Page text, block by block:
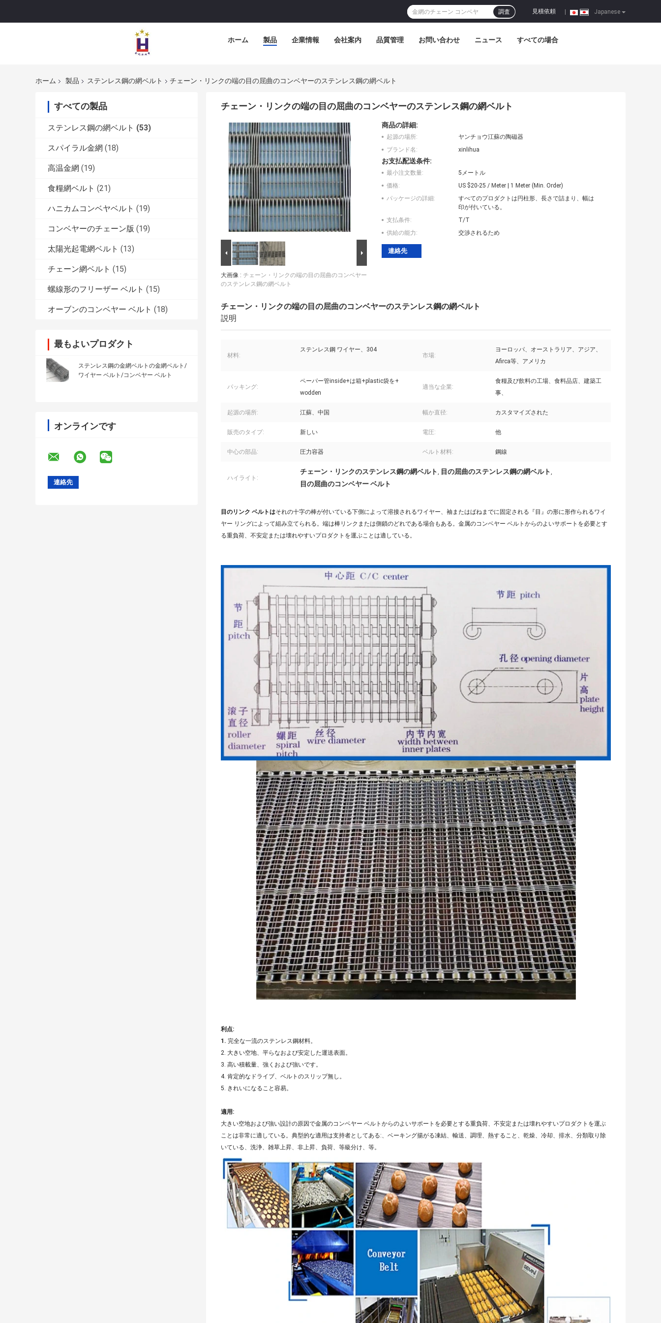
Japanese
見積依頼
調査
ホーム 製品 企業情報 会社案内 品質管理 お問い合わせ ニュース すべての場合
ホーム 製品 ステンレス鋼の網ベルト チェーン・リンクの端の目の屈曲のコンベヤーのステンレス鋼の網ベルト
すべての製品
ステンレス鋼の網ベルト (53)
スパイラル金網 (18)
高温金網 (19)
食糧網ベルト (21)
ハニカムコンベヤベルト (19)
コンベヤーのチェーン版 (19)
太陽光起電網ベルト (13)
チェーン網ベルト (15)
螺線形のフリーザー ベルト (15)
オーブンのコンベヤー ベルト (18)
最もよいプロダクト
ステンレス鋼の金網ベルトの金網ベルト/
ワイヤー ベルト/コンベヤー ベルト
オンラインです
チェーン・リンクの端の目の屈曲のコンベヤーのステンレス鋼の網ベルト
大画像 : チェーン・リンクの端の目の屈曲のコンベヤー
のステンレス鋼の網ベルト
商品の詳細:
起源の場所:
ヤンチョウ江蘇の陶磁器
ブランド名:
xinlihua
お支払配送条件:
最小注文数量:
5メートル
価格:
US $20-25 / Meter | 1 Meter (Min. Order)
パッケージの詳細:
すべてのプロダクトは円柱形、長さで詰まり、幅は
印が付いている。
支払条件:
T/T
供給の能力:
交渉されるため
連絡先
チェーン・リンクの端の目の屈曲のコンベヤーのステンレス鋼の網ベルト
説明
材料:
ステンレス鋼 ワイヤー、304
市場:
ヨーロッパ、オーストラリア、アジア、
Afirca等、アメリカ
パッキング:
ペーパー管inside+は箱+plastic袋を+
wodden
適当な企業:
食糧及び飲料の工場、食料品店、建築工
事、
起源の場所: 江蘇、中国 幅か直径: カスタマイズされた
販売のタイプ: 新しい 電圧: 他
中心の部品: 圧力容器 ベルト材料: 鋼線
ハイライト:
チェーン・リンクのステンレス鋼の網ベルト, 目の屈曲のステンレス鋼の網ベルト,
目の屈曲のコンベヤー ベルト
目のリンク ベルトはそれの十字の棒が付いている下側によって溶接されるワイヤー、袖またはばねまでに固定される『目』の形に形作られるワイ
ヤー リングによって組み立てられる。端は棒リンクまたは側鎖のどれである場合もある。金属のコンベヤー ベルトからのよいサポートを必要とす
る重負荷、不安定または壊れやすいプロダクトを運ぶことは適している。
利点:
1. 完全な一流のステンレス鋼材料。
2. 大きい空地、平らなおよび安定した運送表面。
3. 高い積載量、強くおよび強いです。
4. 肯定的なドライブ、ベルトのスリップ無し。
5. きれいになること容易。
適用:
大きい空地および強い設計の原因で金属のコンベヤー ベルトからのよいサポートを必要とする重負荷、不安定または壊れやすいプロダクトを運ぶ
ことは非常に適している。典型的な適用は支持者としてある:、ベーキング揚がる凍結、輸送、調理、熱すること、乾燥、冷却、排水、分類取り除
いている、洗浄、雑草上昇、非上昇、負荷、等級分け、等。